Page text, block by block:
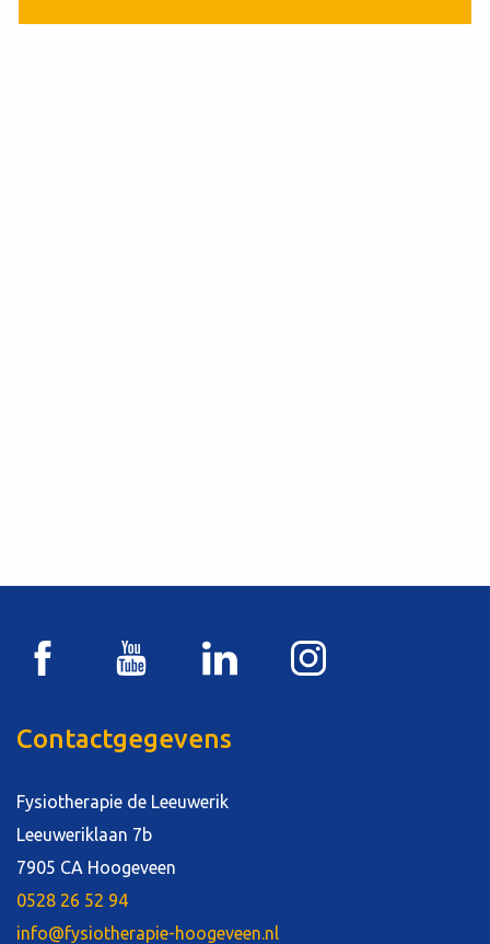
Contactgegevens
Fysiotherapie de Leeuwerik
Leeuweriklaan 7b
7905 CA Hoogeveen
0528 26 52 94
info@fysiotherapie-hoogeveen.nl